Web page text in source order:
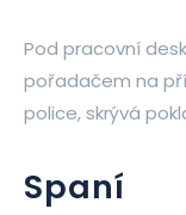
Pod pracovní
pořadačem na
police, skrývá
Spaní